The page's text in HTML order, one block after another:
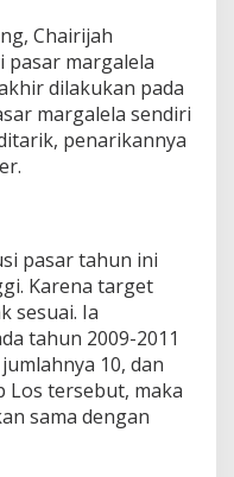
Chairijah
pasar margalela
dilakukan pada
margalela sendiri
penarikannya
pasar tahun ini
Karena target
sesuai. Ia
tahun 2009-2011
10, dan
Los tersebut, maka
sama dengan